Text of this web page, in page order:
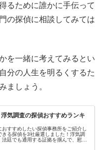
るために誰かに手伝って
の探偵に相談してみては
を一緒に考えてみるとい
分の人生を明るくするた
ましょう。
浮気調査の探偵おすすめランキ
すすめしたい探偵事務所をご紹介し
きる探偵を3社厳選しました！浮気調
廷でも通用する証拠を掴んで、慰謝